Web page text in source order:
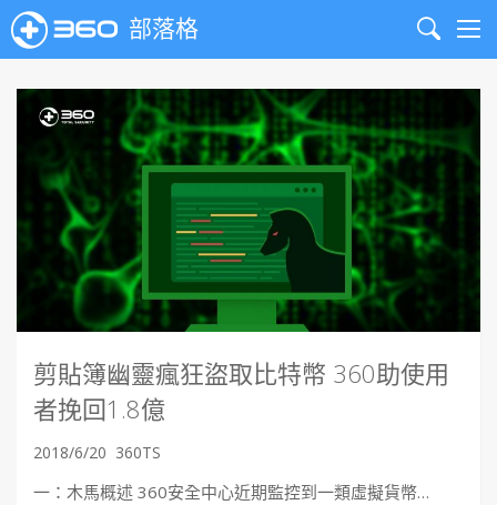
部落格
Search
剪貼簿幽靈瘋狂盜取比特幣 360助使用
者挽回1.8億
2018/6/20 360TS
一：木馬概述 360安全中心近期監控到一類虛擬貨幣…